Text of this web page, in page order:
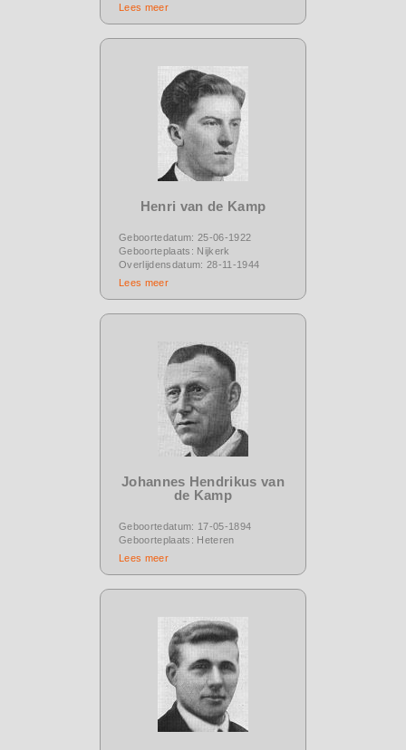
Lees meer
Henri van de Kamp
Geboortedatum: 25-06-1922
Geboorteplaats: Nijkerk
Overlijdensdatum: 28-11-1944
Lees meer
Johannes Hendrikus van
de Kamp
Geboortedatum: 17-05-1894
Geboorteplaats: Heteren
Lees meer